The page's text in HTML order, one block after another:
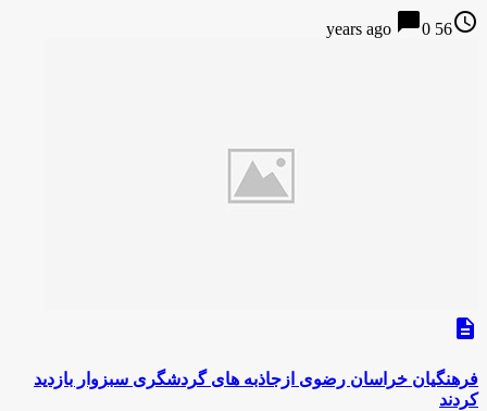
access_time
56 years ago
chat_bubble0
description
فرهنگیان خراسان رضوی ازجاذبه های گردشگری سبزوار بازدید
کردند